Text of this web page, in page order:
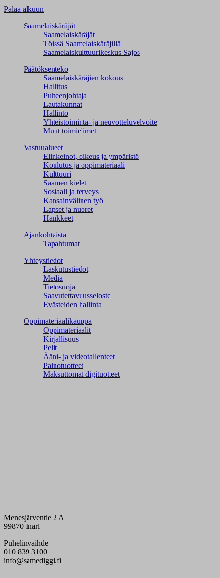
Palaa alkuun
Saamelaiskäräjät
Saamelaiskäräjät
Töissä Saamelaiskäräjillä
Saamelaiskulttuuri­keskus Sajos
Päätöksenteko
Saamelaiskäräjien kokous
Hallitus
Puheenjohtaja
Lautakunnat
Hallinto
Yhteistoiminta- ja neuvotteluvelvoite
Muut toimielimet
Vastuualueet
Elinkeinot, oikeus ja ympäristö
Koulutus ja oppimateriaali
Kulttuuri
Saamen kielet
Sosiaali ja terveys
Kansainvälinen työ
Lapset ja nuoret
Hankkeet
Ajankohtaista
Tapahtumat
Yhteystiedot
Laskutustiedot
Media
Tietosuoja
Saavutettavuusseloste
Evästeiden hallinta
Oppimateriaalikauppa
Oppimateriaalit
Kirjallisuus
Pelit
Ääni- ja videotallenteet
Painotuotteet
Maksuttomat digituotteet
Menesjärventie 2 A
99870 Inari
Puhelinvaihde
010 839 3100
info@samediggi.fi